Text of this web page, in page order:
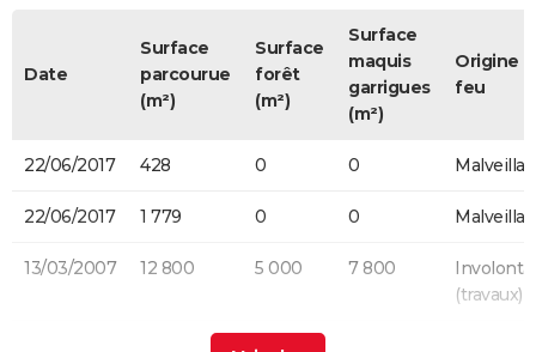
Date
Surface
parcourue
(m²)
Surface
forêt
(m²)
Surface
maquis
garrigues
(m²)
Origine
feu
22/06/2017 428 0 0
22/06/2017 1 779 0 0
13/03/2007 12 800 5 000 7 800
(travaux)
0